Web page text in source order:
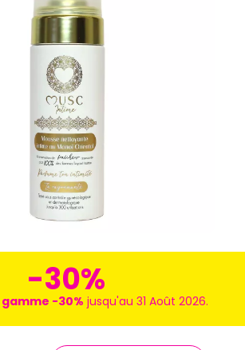
-30%
-30% jusqu'au 31 Août 2026.